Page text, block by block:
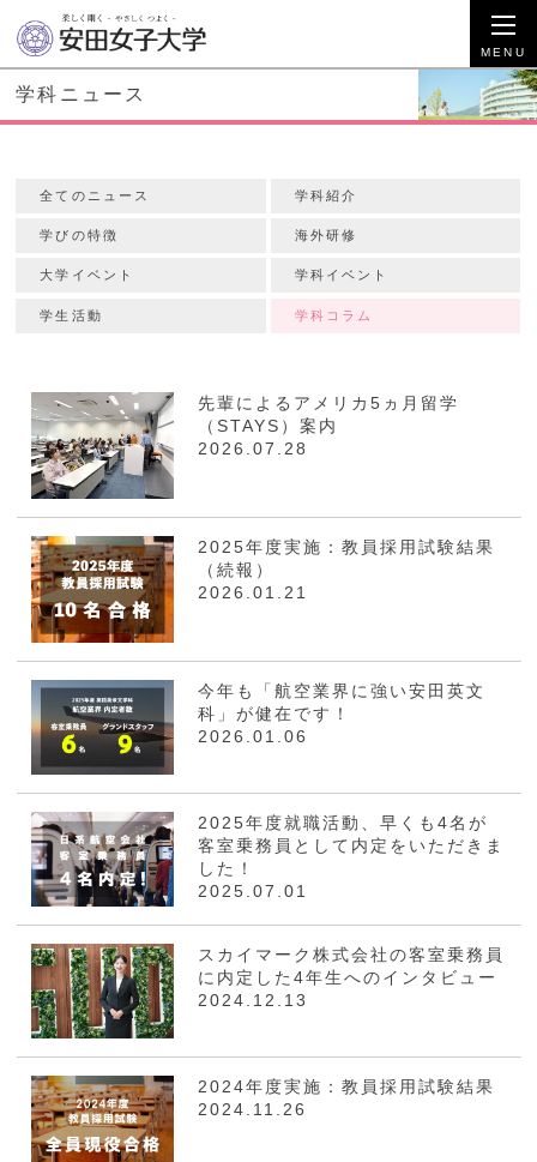
学科ニュース
全てのニュース 学科紹介
学びの特徴 海外研修
大学イベント 学科イベント
学生活動 学科コラム
先輩によるアメリカ5ヵ月留学
（STAYS）案内
2026.07.28
2025年度実施：教員採用試験結果
（続報）
2026.01.21
今年も「航空業界に強い安田英文
科」が健在です！
2026.01.06
2025年度就職活動、早くも4名が
客室乗務員として内定をいただきま
した！
2025.07.01
スカイマーク株式会社の客室乗務員
に内定した4年生へのインタビュー
2024.12.13
2024年度実施：教員採用試験結果
2024.11.26